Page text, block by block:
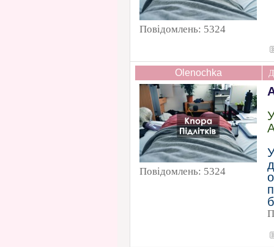
Повідомлень: 5324
Olenochka
Повідомлень: 5324